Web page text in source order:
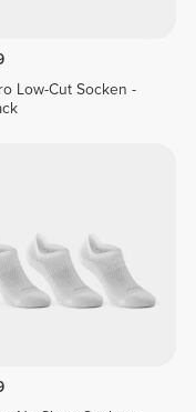
Low-Cut Socken -